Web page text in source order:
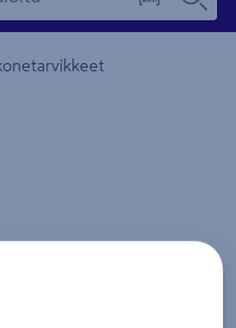
kuvaus -